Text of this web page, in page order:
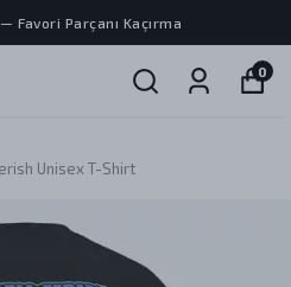
Favori Parçanı Kaçırma
0
Unisex T-Shirt